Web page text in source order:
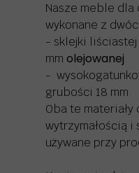
Nasze meble
wykonane z
- sklejki
mm olejowanej
-
grubości 18 mm.
Oba te
wytrzymałością
używane przy